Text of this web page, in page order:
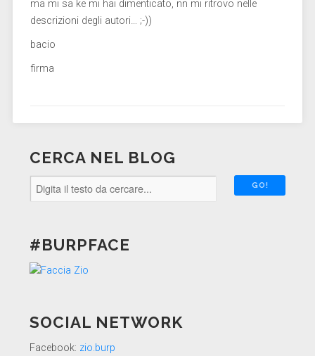
ma mi sa ke mi hai dimenticato, nn mi ritrovo nelle
descrizioni degli autori… ;-))
bacio
firma
CERCA NEL BLOG
#BURPFACE
SOCIAL NETWORK
Facebook: zio.burp